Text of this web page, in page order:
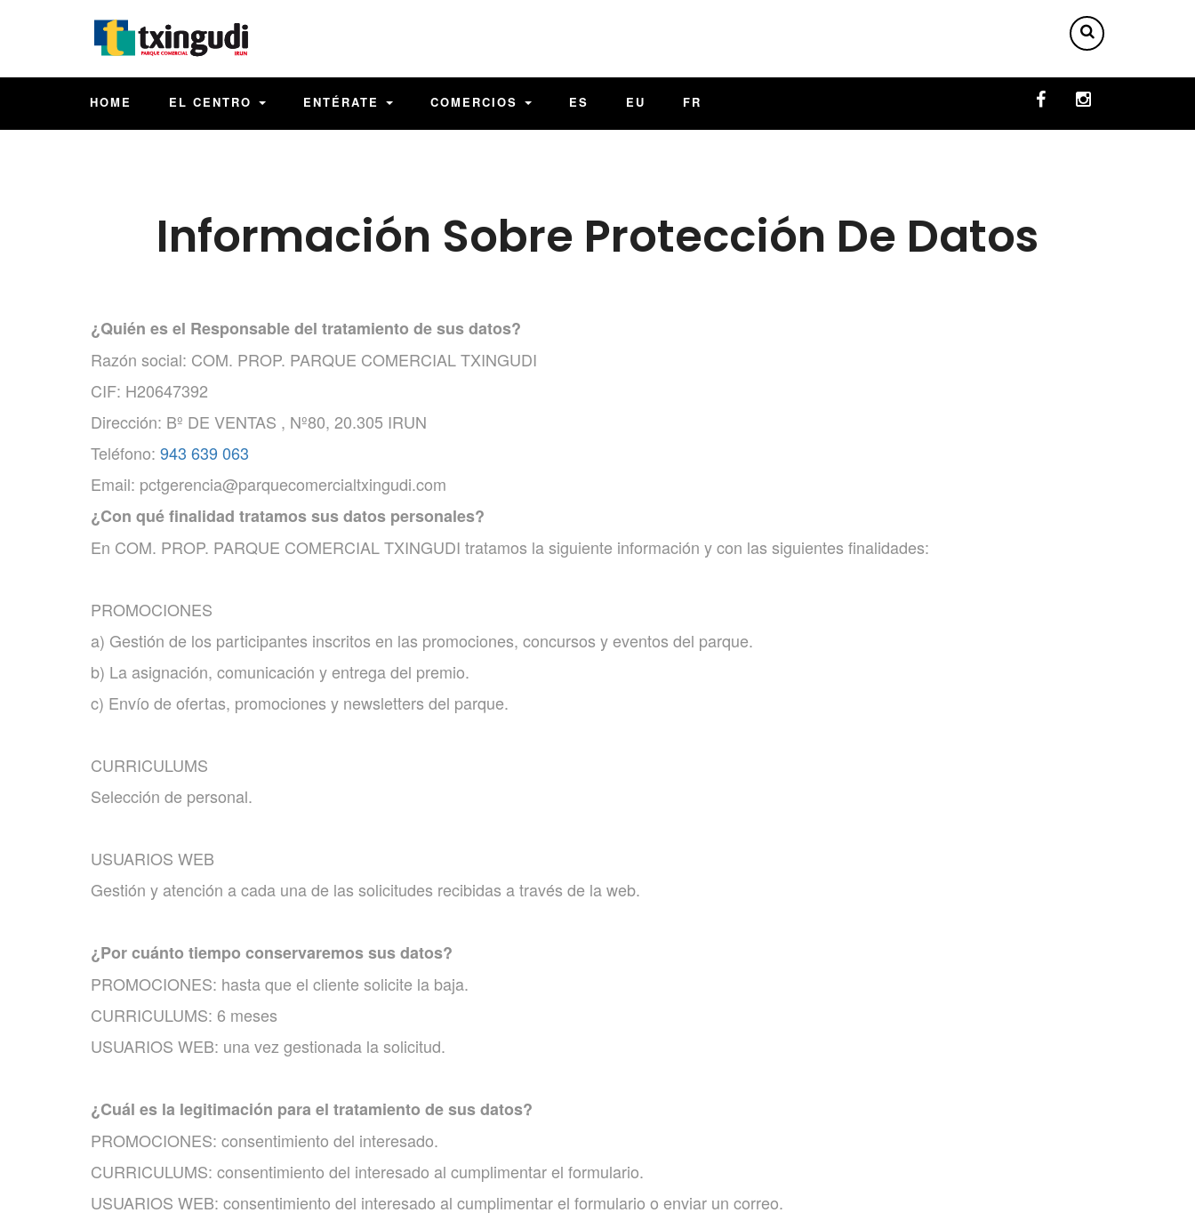
HOME EL CENTRO ENTÉRATE COMERCIOS ES EU FR
Información Sobre Protección De Datos
¿Quién es el Responsable del tratamiento de sus datos?
Razón social: COM. PROP. PARQUE COMERCIAL TXINGUDI
CIF: H20647392
Dirección: Bº DE VENTAS , Nº80, 20.305 IRUN
Teléfono: 943 639 063
Email: pctgerencia@parquecomercialtxingudi.com
¿Con qué finalidad tratamos sus datos personales?
En COM. PROP. PARQUE COMERCIAL TXINGUDI tratamos la siguiente información y con las siguientes finalidades:
PROMOCIONES
a) Gestión de los participantes inscritos en las promociones, concursos y eventos del parque.
b) La asignación, comunicación y entrega del premio.
c) Envío de ofertas, promociones y newsletters del parque.
CURRICULUMS
Selección de personal.
USUARIOS WEB
Gestión y atención a cada una de las solicitudes recibidas a través de la web.
¿Por cuánto tiempo conservaremos sus datos?
PROMOCIONES: hasta que el cliente solicite la baja.
CURRICULUMS: 6 meses
USUARIOS WEB: una vez gestionada la solicitud.
¿Cuál es la legitimación para el tratamiento de sus datos?
PROMOCIONES: consentimiento del interesado.
CURRICULUMS: consentimiento del interesado al cumplimentar el formulario.
USUARIOS WEB: consentimiento del interesado al cumplimentar el formulario o enviar un correo.